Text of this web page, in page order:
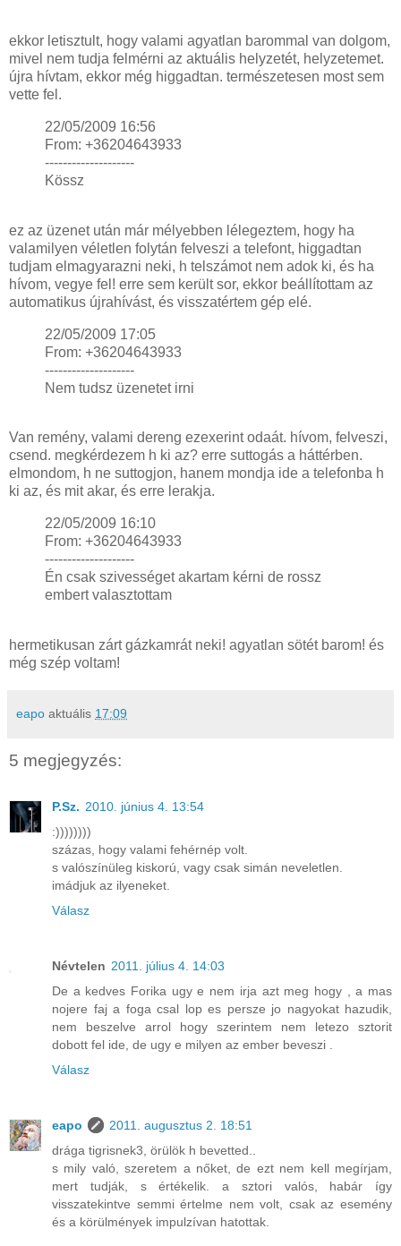
ekkor letisztult, hogy valami agyatlan barommal van dolgom,
mivel nem tudja felmérni az aktuális helyzetét, helyzetemet.
újra hívtam, ekkor még higgadtan. természetesen most sem
vette fel.
22/05/2009 16:56
From: +36204643933
--------------------
Kössz
ez az üzenet után már mélyebben lélegeztem, hogy ha
valamilyen véletlen folytán felveszi a telefont, higgadtan
tudjam elmagyarazni neki, h telszámot nem adok ki, és ha
hívom, vegye fel! erre sem került sor, ekkor beállítottam az
automatikus újrahívást, és visszatértem gép elé.
22/05/2009 17:05
From: +36204643933
--------------------
Nem tudsz üzenetet irni
Van remény, valami dereng ezexerint odaát. hívom, felveszi,
csend. megkérdezem h ki az? erre suttogás a háttérben.
elmondom, h ne suttogjon, hanem mondja ide a telefonba h
ki az, és mit akar, és erre lerakja.
22/05/2009 16:10
From: +36204643933
--------------------
Én csak szivességet akartam kérni de rossz
embert valasztottam
hermetikusan zárt gázkamrát neki! agyatlan sötét barom! és
még szép voltam!
eapo aktuális 17:09
5 megjegyzés:
P.Sz. 2010. június 4. 13:54
:))))))))
százas, hogy valami fehérnép volt.
s valószínüleg kiskorú, vagy csak simán neveletlen.
imádjuk az ilyeneket.
Válasz
Névtelen 2011. július 4. 14:03
De a kedves Forika ugy e nem irja azt meg hogy , a mas
nojere faj a foga csal lop es persze jo nagyokat hazudik,
nem beszelve arrol hogy szerintem nem letezo sztorit
dobott fel ide, de ugy e milyen az ember beveszi .
Válasz
eapo
2011. augusztus 2. 18:51
drága tigrisnek3, örülök h bevetted..
s mily való, szeretem a nőket, de ezt nem kell megírjam,
mert tudják, s értékelik. a sztori valós, habár így
visszatekintve semmi értelme nem volt, csak az esemény
és a körülmények impulzívan hatottak.